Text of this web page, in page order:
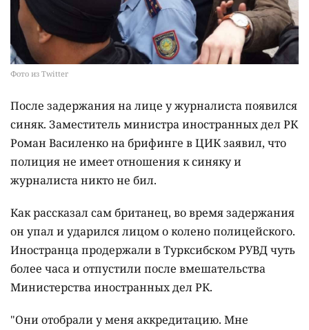
Фото из Twitter
После задержания на лице у журналиста появился
синяк. Заместитель министра иностранных дел РК
Роман Василенко на брифинге в ЦИК заявил, что
полиция не имеет отношения к синяку и
журналиста никто не бил.
Как рассказал сам британец, во время задержания
он упал и ударился лицом о колено полицейского.
Иностранца продержали в Турксибском РУВД чуть
более часа и отпустили после вмешательства
Министерства иностранных дел РК.
"Они отобрали у меня аккредитацию. Мне